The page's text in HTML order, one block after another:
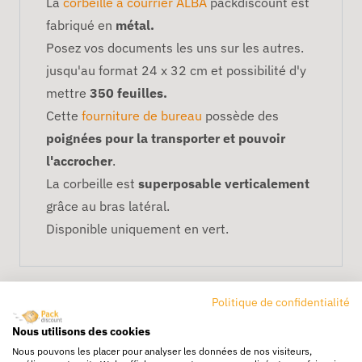
fabriqué en métal.
Posez vos documents les uns sur les autres.
jusqu'au format 24 x 32 cm et possibilité d'y
mettre 350 feuilles.
Cette fourniture de bureau possède des
poignées pour la transporter et pouvoir
l'accrocher.
La corbeille est superposable verticalement
grâce au bras latéral.
Disponible uniquement en vert.
Politique de confidentialité
Nous utilisons des cookies
Nous pouvons les placer pour analyser les données de nos visiteurs,